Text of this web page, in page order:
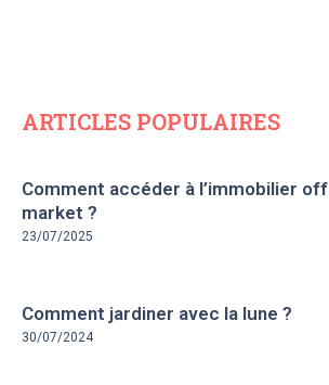
ARTICLES POPULAIRES
Comment accéder à l’immobilier off
market ?
23/07/2025
Comment jardiner avec la lune ?
30/07/2024